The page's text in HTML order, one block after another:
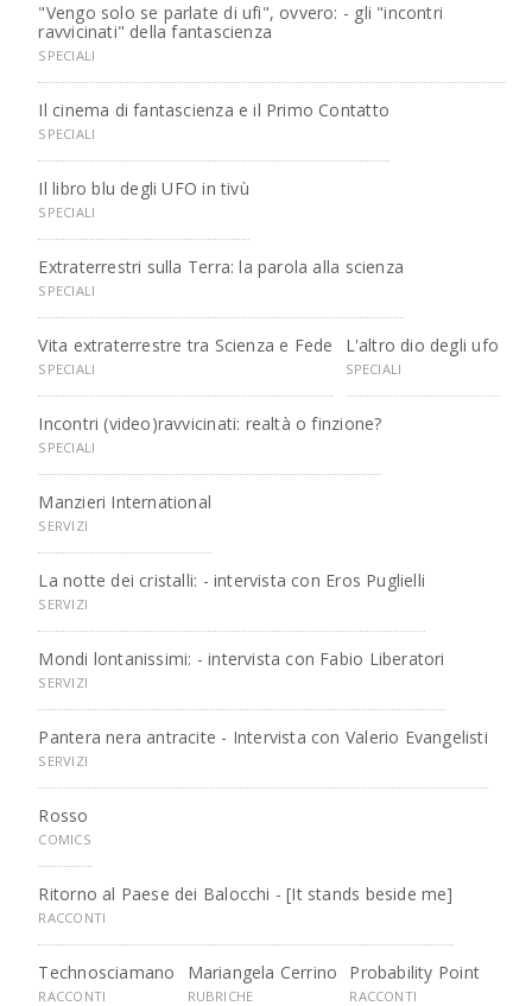
"Vengo solo se parlate di ufi", ovvero: - gli "incontri
ravvicinati" della fantascienza
SPECIALI
Il cinema di fantascienza e il Primo Contatto
SPECIALI
Il libro blu degli UFO in tivù
SPECIALI
Extraterrestri sulla Terra: la parola alla scienza
SPECIALI
Vita extraterrestre tra Scienza e Fede
SPECIALI
L'altro dio degli ufo
SPECIALI
Incontri (video)ravvicinati: realtà o finzione?
SPECIALI
Manzieri International
SERVIZI
La notte dei cristalli: - intervista con Eros Puglielli
SERVIZI
Mondi lontanissimi: - intervista con Fabio Liberatori
SERVIZI
Pantera nera antracite - Intervista con Valerio Evangelisti
SERVIZI
Rosso
COMICS
Ritorno al Paese dei Balocchi - [It stands beside me]
RACCONTI
Technosciamano
RACCONTI
Mariangela Cerrino
RUBRICHE
Probability Point
RACCONTI